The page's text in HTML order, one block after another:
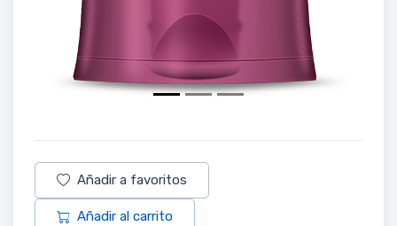
Añadir a favoritos
Añadir al carrito